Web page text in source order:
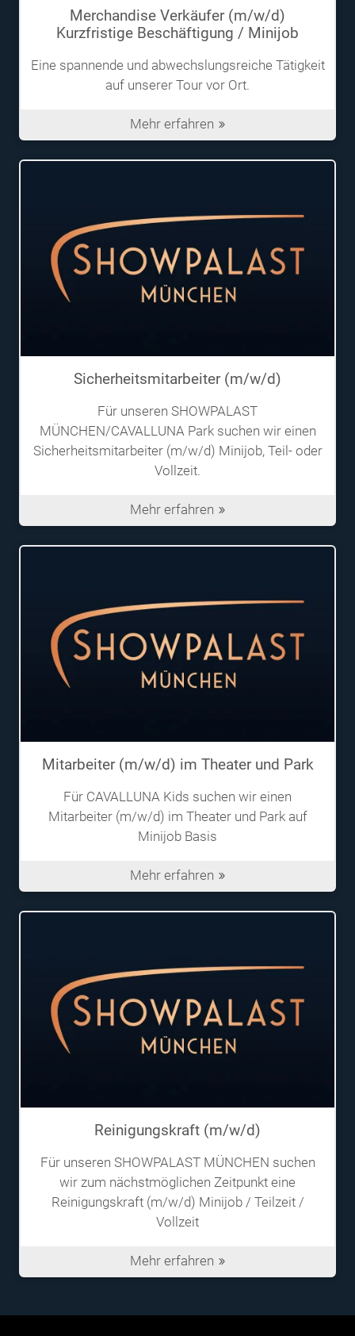
Merchandise Verkäufer (m/w/d)
Kurzfristige Beschäftigung / Minijob
Eine spannende und abwechslungsreiche Tätigkeit
auf unserer Tour vor Ort.
Mehr erfahren
Sicherheitsmitarbeiter (m/w/d)
Für unseren SHOWPALAST
MÜNCHEN/CAVALLUNA Park suchen wir einen
Sicherheitsmitarbeiter (m/w/d) Minijob, Teil- oder
Vollzeit.
Mehr erfahren
Mitarbeiter (m/w/d) im Theater und Park
Für CAVALLUNA Kids suchen wir einen
Mitarbeiter (m/w/d) im Theater und Park auf
Minijob Basis
Mehr erfahren
Reinigungskraft (m/w/d)
Für unseren SHOWPALAST MÜNCHEN suchen
wir zum nächstmöglichen Zeitpunkt eine
Reinigungskraft (m/w/d) Minijob / Teilzeit /
Vollzeit
Mehr erfahren